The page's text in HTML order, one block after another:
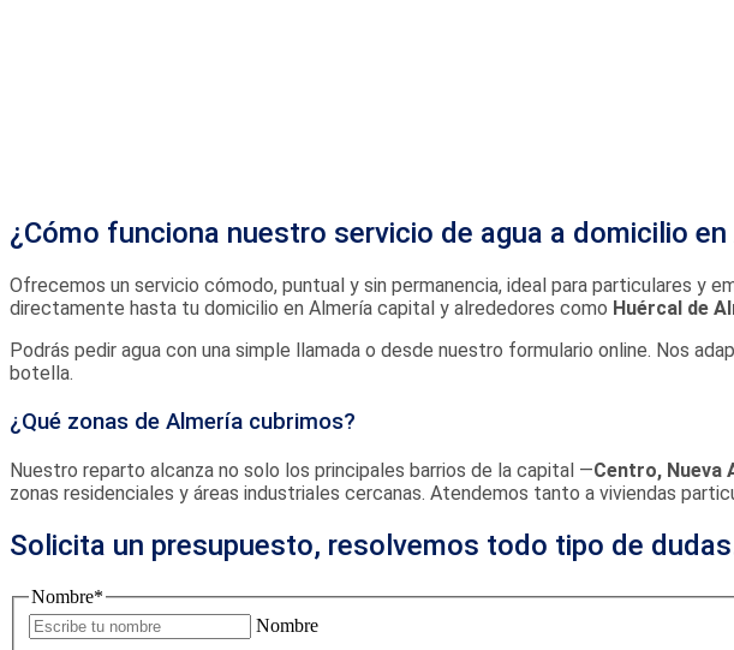
¿Cómo funciona nuestro servicio de agua a domicilio
Ofrecemos un servicio cómodo, puntual y sin permanencia, ideal para particulares y
directamente hasta tu domicilio en Almería capital y alrededores como Huércal de
Podrás pedir agua con una simple llamada o desde nuestro formulario online. Nos
botella.
¿Qué zonas de Almería cubrimos?
Nuestro reparto alcanza no solo los principales barrios de la capital —Centro, Nueva
zonas residenciales y áreas industriales cercanas. Atendemos tanto a viviendas
Solicita un presupuesto, resolvemos todo tipo de
Nombre*
Nombre